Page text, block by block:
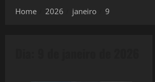
Home 2026 janeiro 9